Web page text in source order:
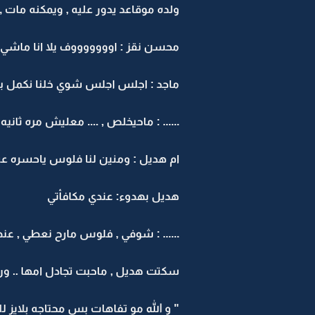
ولده موقاعد يدور عليه , ويمكنه
محسن نقز : اوووووووف يلا انا ماشي
ماجد : اجلس اجلس شوي خلنا نكمل
...... : ماحيخلص , .... معليش مره ثانيه
ام هديل : ومنين لنا فلوس
هديل بهدوء: عندي مكافأتي
...... : شوفي , فلوس مارح نعطي ,
سكتت هديل , ماحبت تجادل امها ..
" و الله مو تفاهات بس محتاجه بلايز